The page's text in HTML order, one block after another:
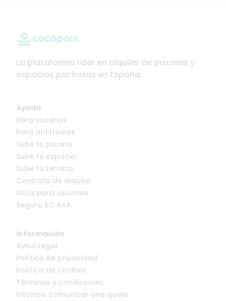
La plataforma líder en alquiler de piscinas y
espacios por horas en España.
Ayuda
Para usuarios
Para anfitriones
Sube tu piscina
Sube tu espacio
Sube tu terraza
Contrato de alquiler
Guía para usuarios
Seguro RC AXA
Información
Aviso Legal
Política de privacidad
Política de cookies
Términos y condiciones
Vecinos: comunicar una queja